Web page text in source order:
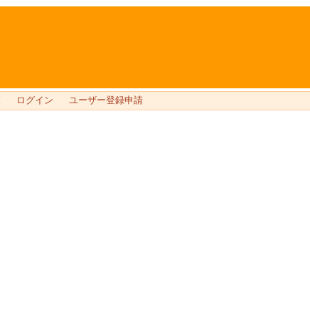
ログイン ユーザー登録申請